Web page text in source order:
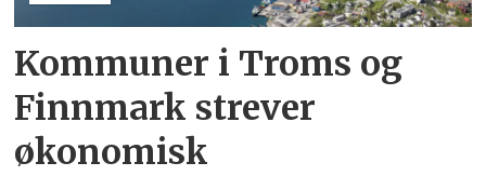
Kommuner i Troms og
Finnmark strever
økonomisk